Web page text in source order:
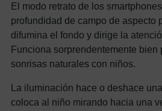
El modo retrato de los
profundidad de campo de aspecto
difumina el fondo y dirige la
Funciona sorprendentemente bien
sonrisas naturales con niños.
La iluminación hace o deshace
coloca al niño mirando hacia una